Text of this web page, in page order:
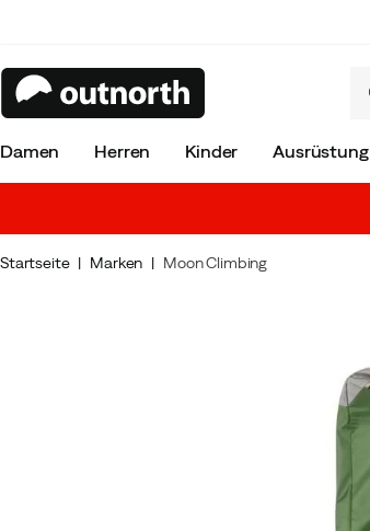
Damen Herren Kinder Ausrüstung
Startseite Marken Moon Climbing